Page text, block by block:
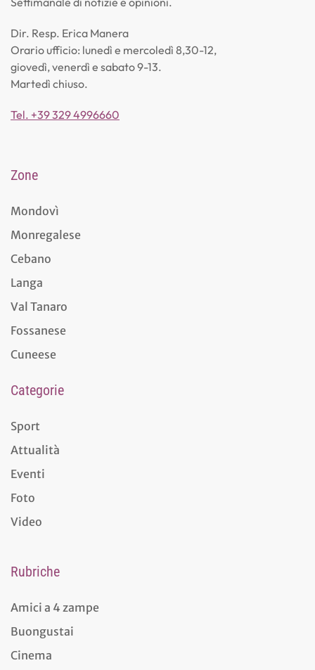
Dir. Resp. Erica Manera
Orario ufficio: lunedì e mercoledì 8,30-12,
giovedì, venerdì e sabato 9-13.
Martedì chiuso.
Tel. +39 329 4996660
Zone
Mondovì
Monregalese
Cebano
Langa
Val Tanaro
Fossanese
Cuneese
Categorie
Sport
Attualità
Eventi
Foto
Video
Rubriche
Amici a 4 zampe
Buongustai
Cinema